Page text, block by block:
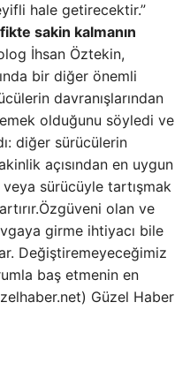
hale getirecektir.”
sakin kalmanın
İhsan Öztekin,
bir diğer önemli
davranışlarından
olduğunu söyledi ve
diğer sürücülerin
açısından en uygun
veya sürücüyle tartışmak
olan ve
girme ihtiyacı bile
Değiştiremeyeceğimiz
baş etmenin en
Güzel Haber